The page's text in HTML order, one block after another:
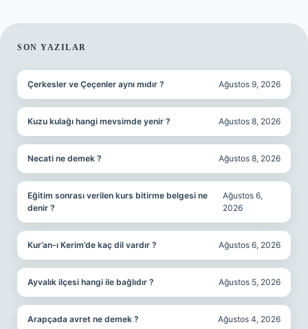
SIDEBAR
SON YAZILAR
Çerkesler ve Çeçenler aynı mıdır ? Ağustos 9, 2026
Kuzu kulağı hangi mevsimde yenir ? Ağustos 8, 2026
Necati ne demek ? Ağustos 8, 2026
Eğitim sonrası verilen kurs bitirme belgesi ne
denir ?
Ağustos 6,
2026
Kur’an-ı Kerim’de kaç dil vardır ? Ağustos 6, 2026
Ayvalık ilçesi hangi ile bağlıdır ? Ağustos 5, 2026
Arapçada avret ne demek ? Ağustos 4, 2026